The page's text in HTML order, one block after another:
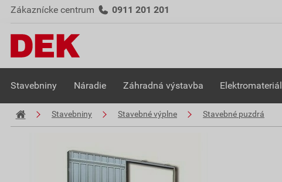
Zákaznícke centrum 0911 201 201
Stavebniny Náradie Záhradná výstavba Elektromateriál
Stavebniny Stavebné výplne Stavebné puzdrá